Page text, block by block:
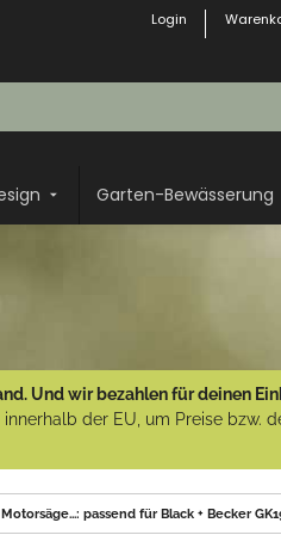
Login
Garten-Bewässerung
Und wir bezahlen für deinen
der EU, um Preise bzw.
passend für Black + Becker